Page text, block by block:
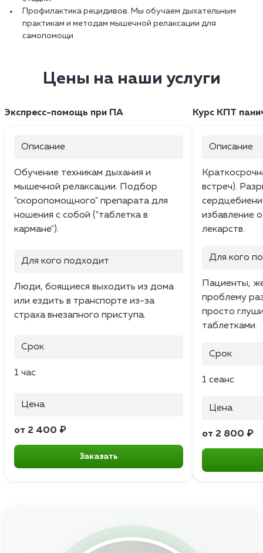
Профилактика рецидивов. Мы обучаем дыхательным
практикам и методам мышечной релаксации для
самопомощи.
Цены на наши услуги
Экспресс-помощь при ПА
Описание
Обучение техникам дыхания и
мышечной релаксации. Подбор
"скоропомощного" препарата для
ношения с собой ("таблетка в
кармане").
Для кого подходит
Люди, боящиеся выходить из дома
или ездить в транспорте из-за
страха внезапного приступа.
Срок
1 час
Цена
от 2 400 ₽
Заказать
Курс КПТ
Описание
встреч).
избавление
лекарств.
Для кого
Пациенты,
проблему
просто
таблетками.
Срок
1 сеанс
Цена
от 2 800 ₽